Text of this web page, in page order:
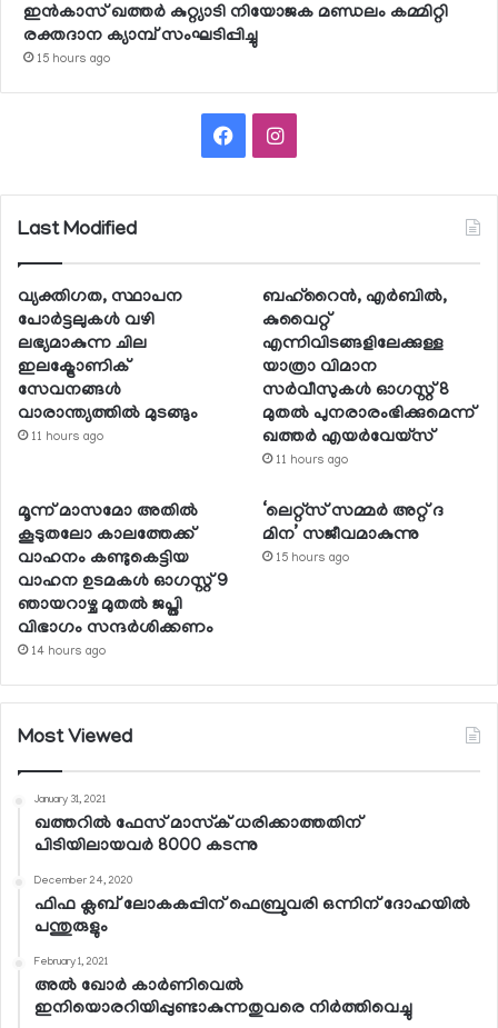
ഇന്‍കാസ് ഖത്തര്‍ കുറ്റ്യാടി നിയോജക മണ്ഡലം കമ്മിറ്റി
രക്തദാന ക്യാമ്പ് സംഘടിപ്പിച്ചു
15 hours ago
FacebookInstagram
Last Modified
വ്യക്തിഗത, സ്ഥാപന
പോര്‍ട്ടലുകള്‍ വഴി
ലഭ്യമാകുന്ന ചില
ഇലക്ട്രോണിക്
സേവനങ്ങള്‍
വാരാന്ത്യത്തില്‍ മുടങ്ങും
11 hours ago
ബഹ്റൈന്‍, എര്‍ബില്‍,
കുവൈറ്റ്
എന്നിവിടങ്ങളിലേക്കുള്ള
യാത്രാ വിമാന
സര്‍വീസുകള്‍ ഓഗസ്റ്റ് 8
മുതല്‍ പുനരാരംഭിക്കുമെന്ന്
ഖത്തര്‍ എയര്‍വേയ്സ്
11 hours ago
മൂന്ന് മാസമോ അതില്‍
കൂടുതലോ കാലത്തേക്ക്
വാഹനം കണ്ടുകെട്ടിയ
വാഹന ഉടമകള്‍ ഓഗസ്റ്റ് 9
ഞായറാഴ്ച മുതല്‍ ജപ്തി
വിഭാഗം സന്ദര്‍ശിക്കണം
14 hours ago
‘ലെറ്റ്‌സ് സമ്മര്‍ അറ്റ് ദ
മിന’ സജീവമാകുന്നു
15 hours ago
Most Viewed
January 31, 2021
ഖത്തറില്‍ ഫേസ് മാസ്‌ക് ധരിക്കാത്തതിന്
പിടിയിലായവര്‍ 8000 കടന്നു
December 24, 2020
ഫിഫ ക്ലബ് ലോകകപ്പിന് ഫെബ്രുവരി ഒന്നിന് ദോഹയില്‍
പന്തുരുളും
February 1, 2021
അല്‍ ഖോര്‍ കാര്‍ണിവെല്‍
ഇനിയൊരറിയിപ്പുണ്ടാകുന്നതുവരെ നിര്‍ത്തിവെച്ചു